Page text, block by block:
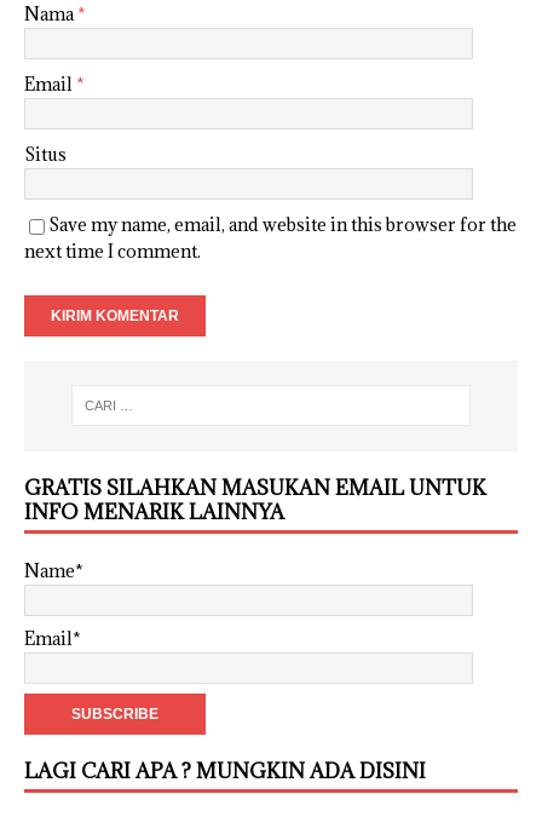
Nama *
Email *
Situs
Save my name, email, and website in this browser for the
next time I comment.
GRATIS SILAHKAN MASUKAN EMAIL UNTUK
INFO MENARIK LAINNYA
Name*
Email*
LAGI CARI APA ? MUNGKIN ADA DISINI